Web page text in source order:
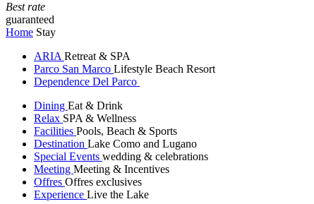
Best rate
guaranteed
Home Stay
ARIA Retreat & SPA
Parco San Marco Lifestyle Beach Resort
Dependence Del Parco
Dining Eat & Drink
Relax SPA & Wellness
Facilities Pools, Beach & Sports
Destination Lake Como and Lugano
Special Events wedding & celebrations
Meeting Meeting & Incentives
Offres Offres exclusives
Experience Live the Lake